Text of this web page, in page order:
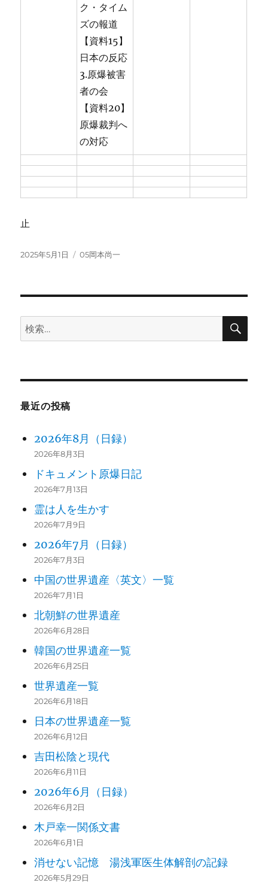
ク・タイム
ズの報道
【資料15】
日本の反応
3.原爆被害
者の会
【資料20】
原爆裁判へ
の対応
止
投
2025年5月1日
カ
05岡本尚一
検
索:
検
最近の投稿
2026年8月（日録）
2026年8月3日
ドキュメント原爆日記
2026年7月13日
霊は人を生かす
2026年7月9日
2026年7月（日録）
2026年7月3日
中国の世界遺産〈英文〉一覧
2026年7月1日
北朝鮮の世界遺産
2026年6月28日
韓国の世界遺産一覧
2026年6月25日
世界遺産一覧
2026年6月18日
日本の世界遺産一覧
2026年6月12日
吉田松陰と現代
2026年6月11日
2026年6月（日録）
2026年6月2日
木戸幸一関係文書
2026年6月1日
消せない記憶 湯浅軍医生体解剖の記録
2026年5月29日